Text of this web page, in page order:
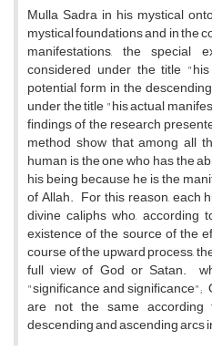
Mulla Sadra in his mystical
mystical foundations and in the
manifestations, the special
considered under the title
potential form in the
under the title "his actual
findings of the research
method show that among all
human is the one who has the
his being because he is the
of Allah. For this reason, each
divine caliphs who,
existence of the source of the
course of the upward process,
full view of God or Satan.
"significance and significance";
are not the same
descending and ascending arcs